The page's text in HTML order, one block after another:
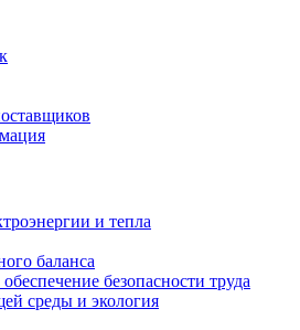
и тепла
баланса
безопасности труда
среды и экология